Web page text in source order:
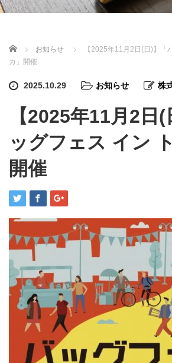
Home お知らせ
【2025年11月2日(日)】「
カ」開催
2025.10.29 お知らせ 株
【2025年11月2日
ッグフェス イン
開催